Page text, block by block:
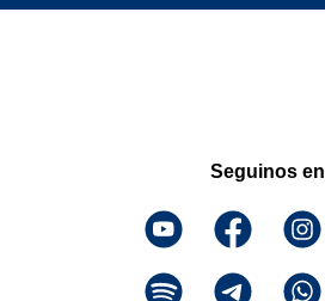
Seguinos en